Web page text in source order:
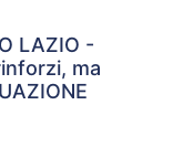
LAZIO -
ma